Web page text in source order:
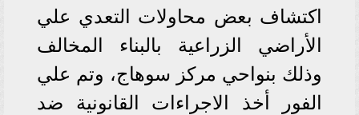
اكتشاف بعض محاولات التعدي علي
الأراضي الزراعية بالبناء المخالف
وذلك بنواحي مركز سوهاج، وتم علي
الفور أخذ الاجراءات القانونية ضد